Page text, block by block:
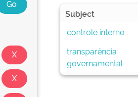
Subject
controle interno
transparência
governamental